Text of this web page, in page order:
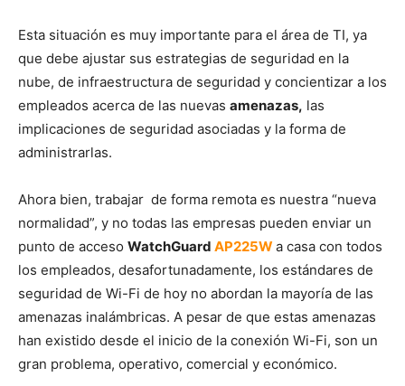
Esta situación es muy importante para el área de TI, ya
que debe ajustar sus estrategias de seguridad en la
nube, de infraestructura de seguridad y concientizar a los
empleados acerca de las nuevas amenazas, las
implicaciones de seguridad asociadas y la forma de
administrarlas.
Ahora bien, trabajar de forma remota es nuestra “nueva
normalidad”, y no todas las empresas pueden enviar un
punto de acceso WatchGuard AP225Wa casa con todos
los empleados, desafortunadamente, los estándares de
seguridad de Wi-Fi de hoy no abordan la mayoría de las
amenazas inalámbricas. A pesar de que estas amenazas
han existido desde el inicio de la conexión Wi-Fi, son un
gran problema, operativo, comercial y económico.